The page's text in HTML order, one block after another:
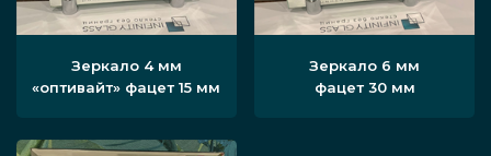
Зеркало 4 мм
«оптивайт» фацет 15 мм
Зеркало 6 мм
фацет 30 мм